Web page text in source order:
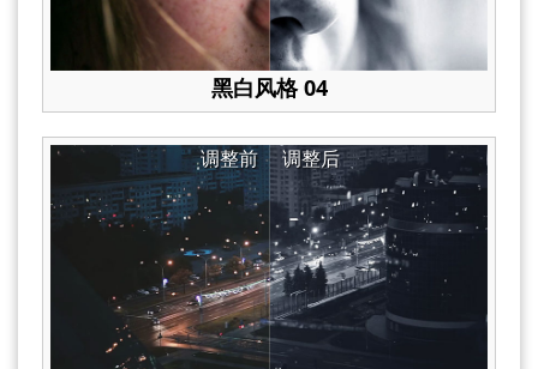
黑白风格 04
调整后
调整前